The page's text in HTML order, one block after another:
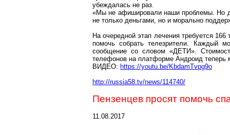
убеждалась не раз.
«Мы не афишировали наши проблемы. Но
не только деньгами, но и морально
На очередной этап лечения требуется
помочь собрать телезрители. Каждый
сообщение со словом «ДЕТИ».
телефонов на платформе Андроид теперь
ВИДЕО: https://youtu.be/KbdamTvpg9o
http://russia58.tv/news/114740/
Пензенцев просят помочь
11.08.2017